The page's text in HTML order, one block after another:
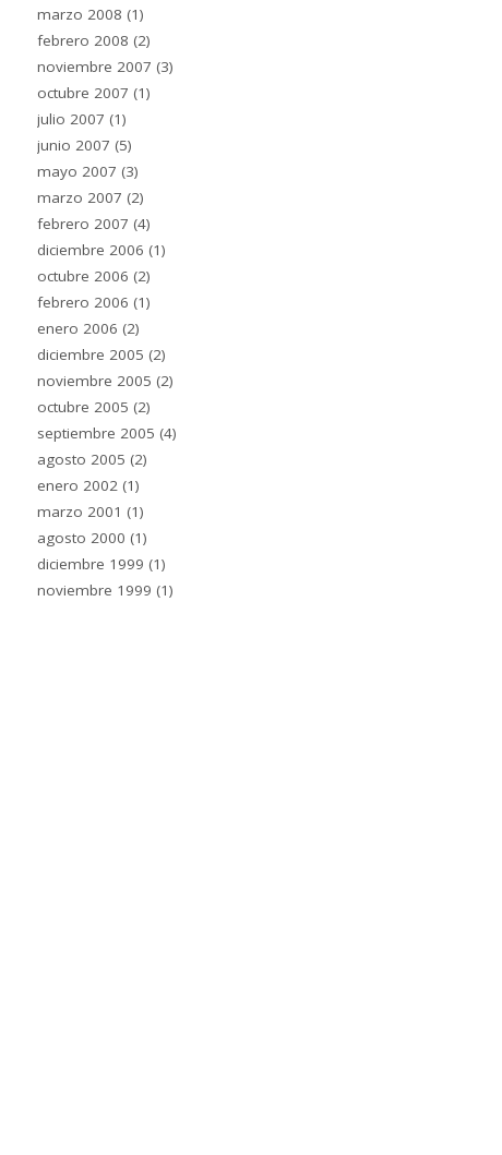
marzo 2008 (1)
febrero 2008 (2)
noviembre 2007 (3)
octubre 2007 (1)
julio 2007 (1)
junio 2007 (5)
mayo 2007 (3)
marzo 2007 (2)
febrero 2007 (4)
diciembre 2006 (1)
octubre 2006 (2)
febrero 2006 (1)
enero 2006 (2)
diciembre 2005 (2)
noviembre 2005 (2)
octubre 2005 (2)
septiembre 2005 (4)
agosto 2005 (2)
enero 2002 (1)
marzo 2001 (1)
agosto 2000 (1)
diciembre 1999 (1)
noviembre 1999 (1)